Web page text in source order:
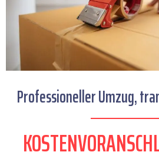
Professioneller Umzug,